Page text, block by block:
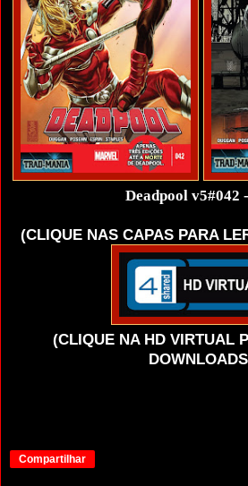
Deadpool v5#042
(CLIQUE NAS CAPAS PARA
(CLIQUE NA HD VIRTUAL
Compartilhar